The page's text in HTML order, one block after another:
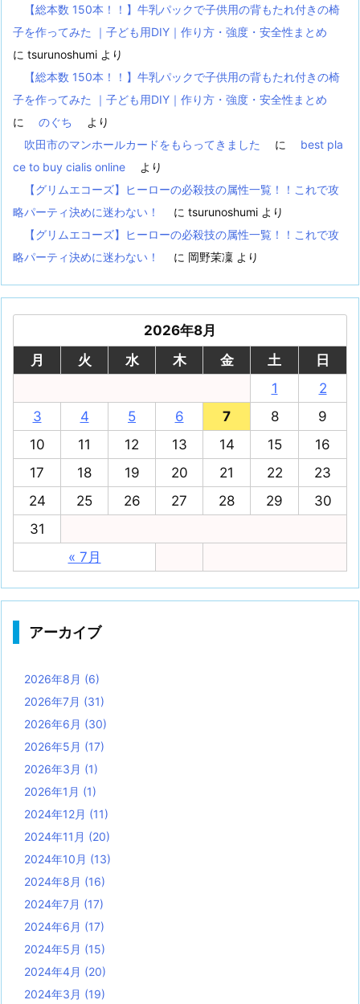
【総本数 150本！！】牛乳パックで子供用の背もたれ付きの椅
子を作ってみた ｜子ども用DIY｜作り方・強度・安全性まとめ
に tsurunoshumi より
【総本数 150本！！】牛乳パックで子供用の背もたれ付きの椅
子を作ってみた ｜子ども用DIY｜作り方・強度・安全性まとめ
に
のぐち
より
吹田市のマンホールカードをもらってきました
に
best pla
ce to buy cialis online
より
【グリムエコーズ】ヒーローの必殺技の属性一覧！！これで攻
略パーティ決めに迷わない！
に tsurunoshumi より
【グリムエコーズ】ヒーローの必殺技の属性一覧！！これで攻
略パーティ決めに迷わない！
に 岡野茉凜 より
2026年8月
月
火 水 木 金 土 日
« 7月
1
2
3
4 5 6 7 8
9
10
11 12 13 14 15
16
17
18 19 20 21 22
23
24
25 26 27 28 29
30
31
アーカイブ
2026年8月 (6)
2026年7月 (31)
2026年6月 (30)
2026年5月 (17)
2026年3月 (1)
2026年1月 (1)
2024年12月 (11)
2024年11月 (20)
2024年10月 (13)
2024年8月 (16)
2024年7月 (17)
2024年6月 (17)
2024年5月 (15)
2024年4月 (20)
2024年3月 (19)